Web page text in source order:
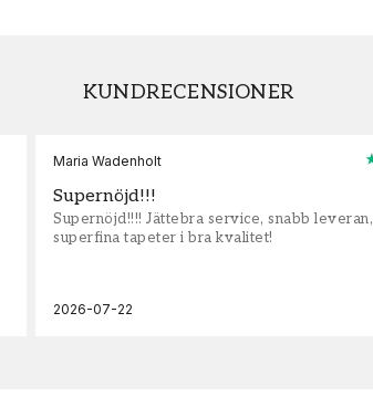
KUNDRECENSIONER
Maria Wadenholt
Supernöjd!!!
Supernöjd!!!! Jättebra service, snabb leveran,
superfina tapeter i bra kvalitet!
2026-07-22